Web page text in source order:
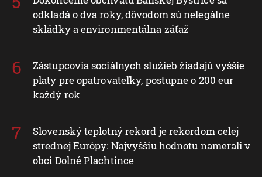
odkladá o dva roky, dôvodom sú nelegálne
skládky a environmentálna záťaž
Zástupcovia sociálnych služieb žiadajú vyššie
platy pre opatrovateľky, postupne o 200 eur
každý rok
Slovenský teplotný rekord je rekordom celej
strednej Európy: Najvyššiu hodnotu namerali v
obci Dolné Plachtince